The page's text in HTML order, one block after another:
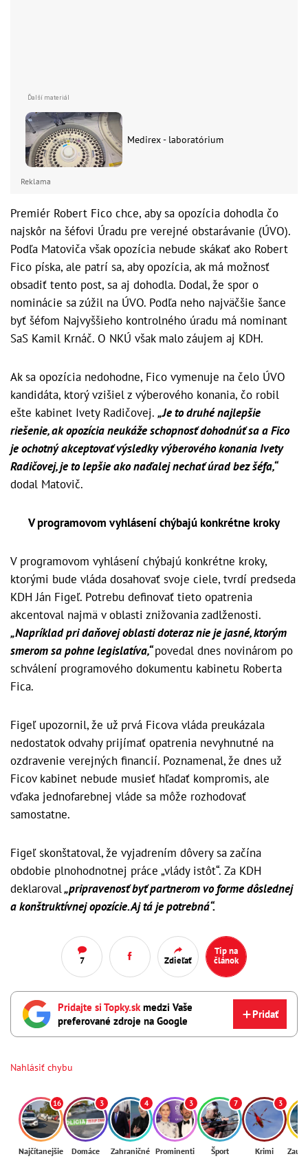
Medirex - laboratórium
Reklama
Premiér Robert Fico chce, aby sa opozícia dohodla čo
najskôr na šéfovi Úradu pre verejné obstarávanie (ÚVO).
Podľa Matoviča však opozícia nebude skákať ako Robert
Fico píska, ale patrí sa, aby opozícia, ak má možnosť
obsadiť tento post, sa aj dohodla. Dodal, že spor o
nominácie sa zúžil na ÚVO. Podľa neho najväčšie šance
byť šéfom Najvyššieho kontrolného úradu má nominant
SaS Kamil Krnáč. O NKÚ však malo záujem aj KDH.
Ak sa opozícia nedohodne, Fico vymenuje na čelo ÚVO
kandidáta, ktorý vzišiel z výberového konania, čo robil
ešte kabinet Ivety Radičovej. „Je to druhé najlepšie
riešenie, ak opozícia neukáže schopnosť dohodnúť sa a Fico
je ochotný akceptovať výsledky výberového konania Ivety
Radičovej, je to lepšie ako naďalej nechať úrad bez šéfa,“
dodal Matovič.
V programovom vyhlásení chýbajú konkrétne kroky
V programovom vyhlásení chýbajú konkrétne kroky,
ktorými bude vláda dosahovať svoje ciele, tvrdí predseda
KDH Ján Figeľ. Potrebu definovať tieto opatrenia
akcentoval najmä v oblasti znižovania zadlženosti.
„Napríklad pri daňovej oblasti doteraz nie je jasné, ktorým
smerom sa pohne legislatíva,“povedal dnes novinárom po
schválení programového dokumentu kabinetu Roberta
Fica.
Figeľ upozornil, že už prvá Ficova vláda preukázala
nedostatok odvahy prijímať opatrenia nevyhnutné na
ozdravenie verejných financií. Poznamenal, že dnes už
Ficov kabinet nebude musieť hľadať kompromis, ale
vďaka jednofarebnej vláde sa môže rozhodovať
samostatne.
Figeľ skonštatoval, že vyjadrením dôvery sa začína
obdobie plnohodnotnej práce „vlády istôt“. Za KDH
deklaroval„pripravenosť byť partnerom vo forme dôslednej
a konštruktívnej opozície. Aj tá je potrebná“.
7 Zdieľať
Tip na
článok
Pridajte si Topky.sk medzi Vaše
preferované zdroje na Google
Pridať
Nahlásiť chybu
16
Najčítanejšie
3
Domáce
4
Zahraničné
3
Prominenti
7
Šport
3
Krimi